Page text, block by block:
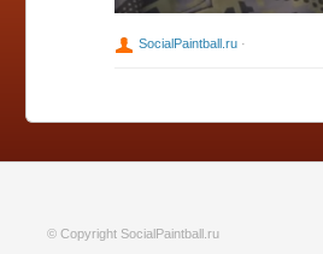
SocialPaintball.ru ·
© Copyright SocialPaintball.ru